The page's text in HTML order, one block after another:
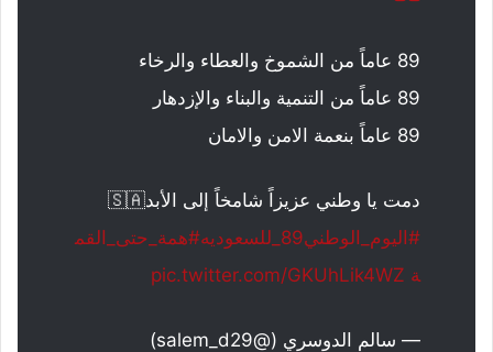
89 عاماً من الشموخ والعطاء والرخاء
89 عاماً من التنمية والبناء والإزدهار
89 عاماً بنعمة الامن والامان
دمت يا وطني عزيزاً شامخاً إلى الأبد🇸🇦
#اليوم_الوطني89_للسعوديه
#همة_حتى_القم
ة pic.twitter.com/GKUhLik4WZ
— سالم الدوسري (@salem_d29)